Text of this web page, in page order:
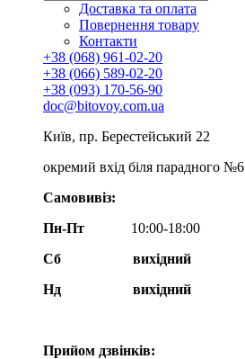
Доставка та оплата
Повернення товару
Контакти
+38 (068) 961-02-20
+38 (066) 589-02-20
+38 (093) 170-56-90
doc@bitovoy.com.ua
Київ, пр. Берестейський 22
окремий вхід біля парадного №6
Самовивіз:
Пн-Пт
10:00-18:00
Сб
вихідний
Нд
вихідний
Прийом дзвінків: